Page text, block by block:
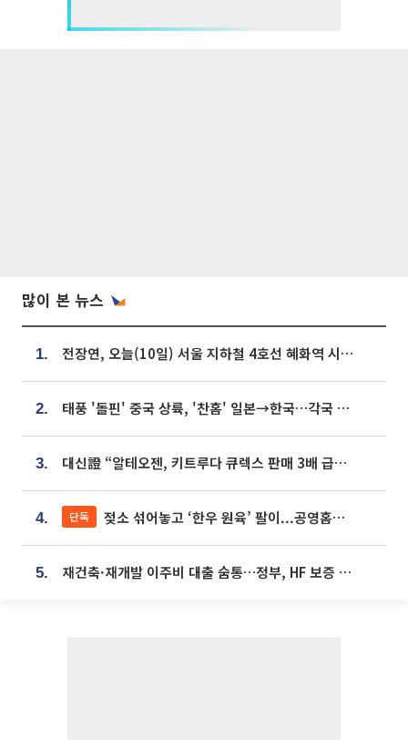
많이 본 뉴스
1. 전장연, 오늘(10일) 서울 지하철 4호선 혜화역 시위…1호선 용산역 무정차
2. 태풍 '돌핀' 중국 상륙, '찬홈' 일본→한국…각국 기상청 예상 경로는?
3. 대신證 “알테오젠, 키트루다 큐렉스 판매 3배 급증…목표가 41만원 상향”
4. 단독 젖소 섞어놓고 ‘한우 원육’ 팔이...공영홈쇼핑 표기·검증 구멍
5. 재건축·재개발 이주비 대출 숨통…정부, HF 보증 신설 추진